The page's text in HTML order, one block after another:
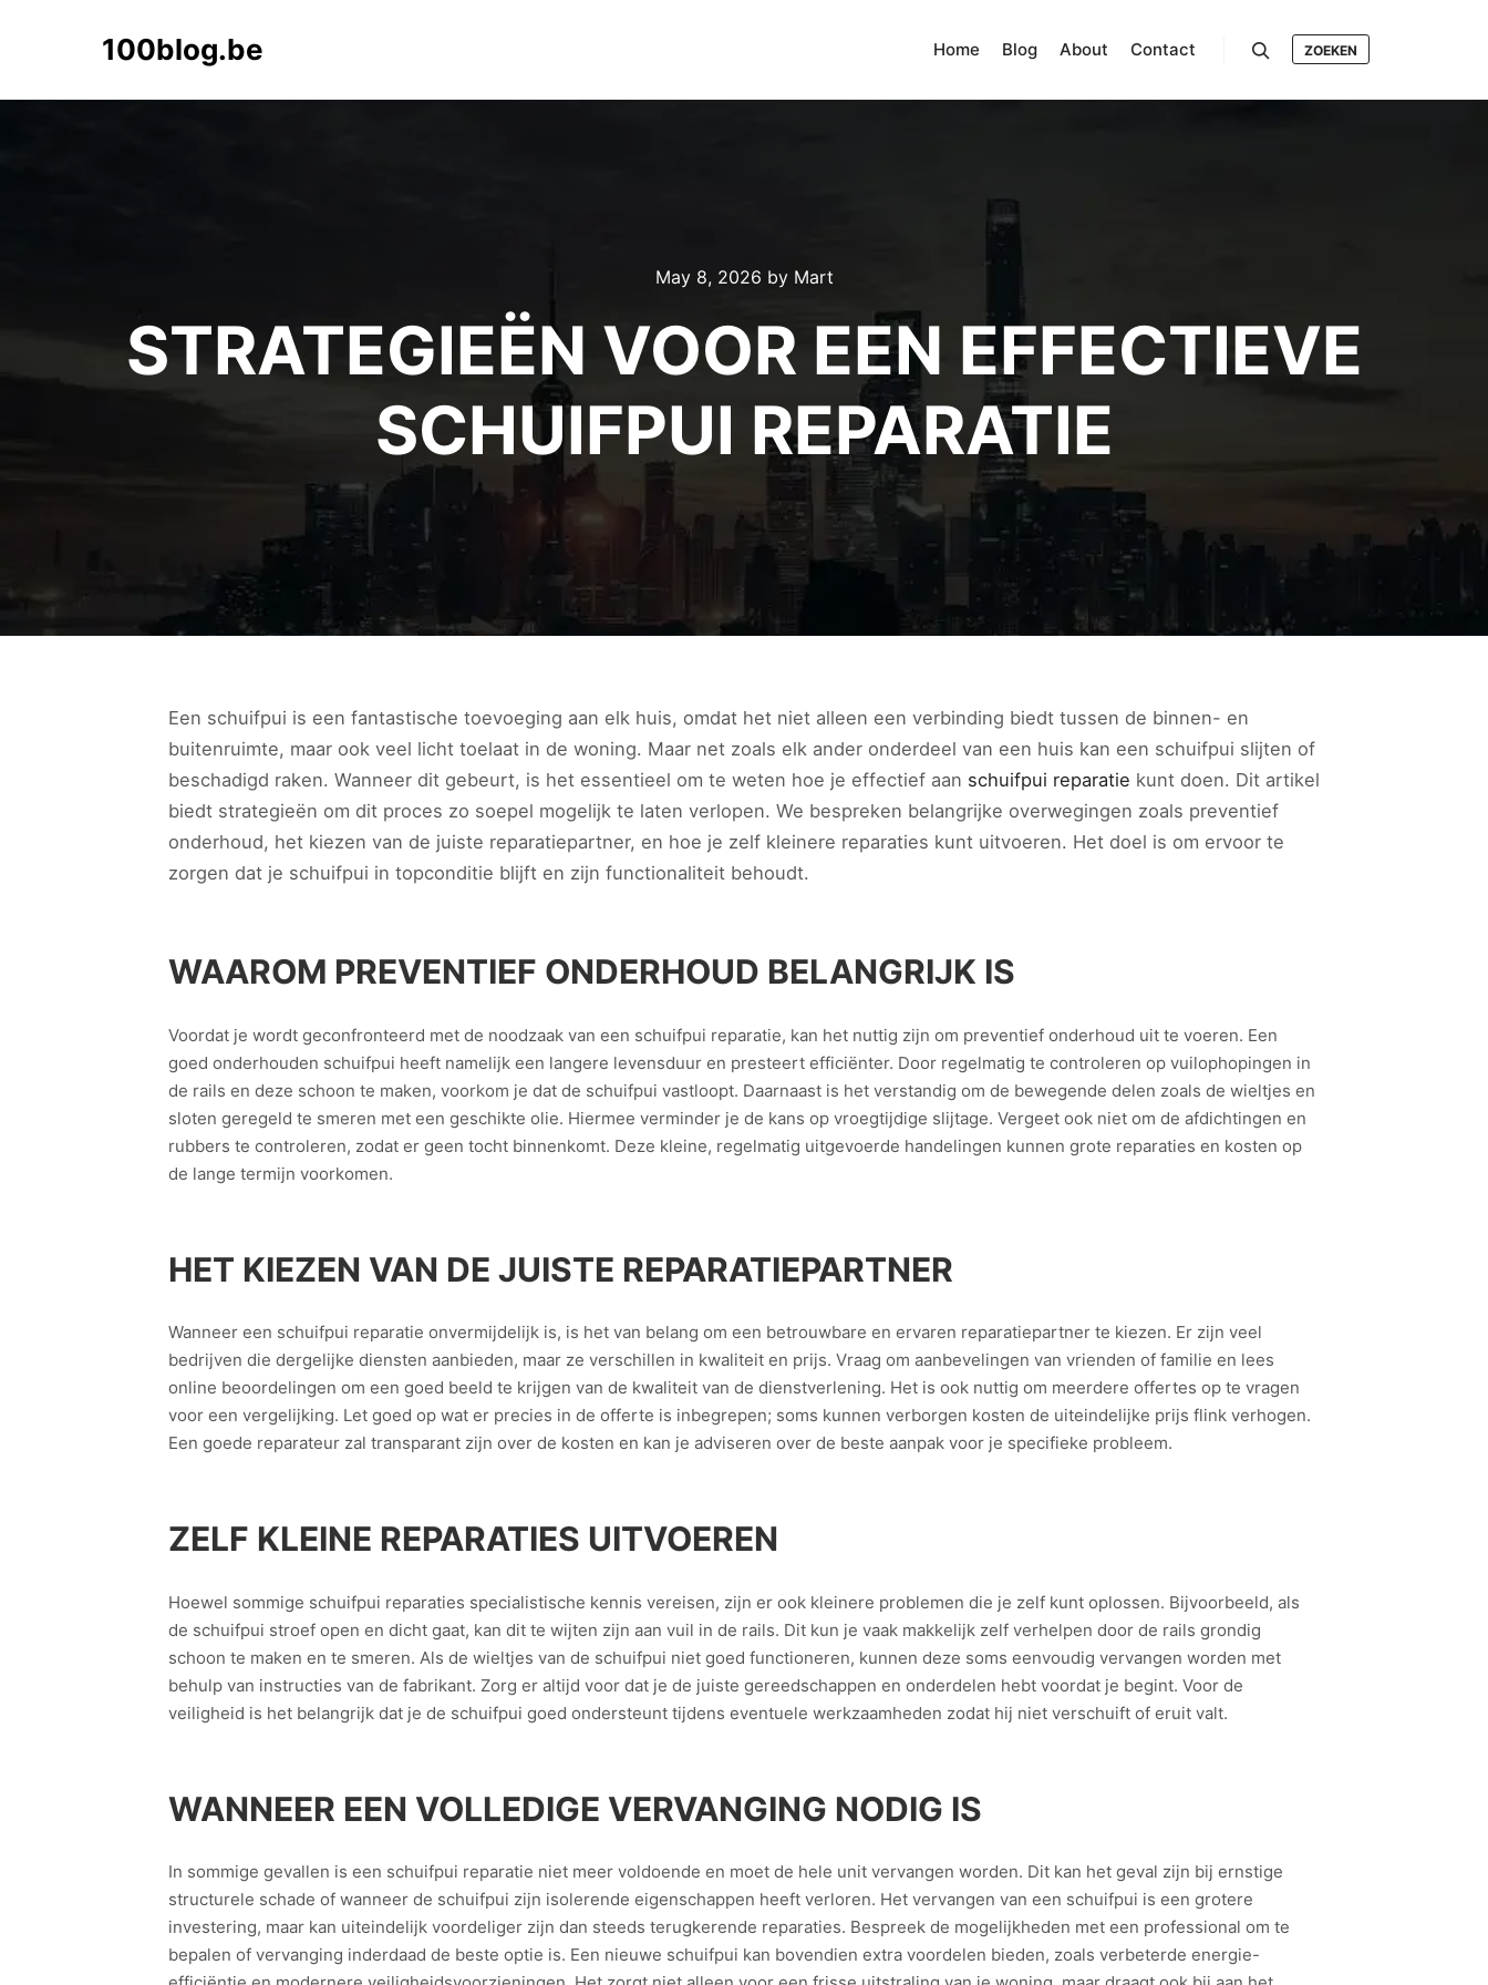
100blog.be Home Blog About Contact ZOEKEN
May 8, 2026 by Mart
STRATEGIEËN VOOR EEN EFFECTIEVE
SCHUIFPUI REPARATIE
Een schuifpui is een fantastische toevoeging aan elk huis, omdat het niet alleen een verbinding biedt tussen de binnen- en
buitenruimte, maar ook veel licht toelaat in de woning. Maar net zoals elk ander onderdeel van een huis kan een schuifpui slijten of
beschadigd raken. Wanneer dit gebeurt, is het essentieel om te weten hoe je effectief aan schuifpui reparatie kunt doen. Dit artikel
biedt strategieën om dit proces zo soepel mogelijk te laten verlopen. We bespreken belangrijke overwegingen zoals preventief
onderhoud, het kiezen van de juiste reparatiepartner, en hoe je zelf kleinere reparaties kunt uitvoeren. Het doel is om ervoor te
zorgen dat je schuifpui in topconditie blijft en zijn functionaliteit behoudt.
WAAROM PREVENTIEF ONDERHOUD BELANGRIJK IS
Voordat je wordt geconfronteerd met de noodzaak van een schuifpui reparatie, kan het nuttig zijn om preventief onderhoud uit te voeren. Een
goed onderhouden schuifpui heeft namelijk een langere levensduur en presteert efficiënter. Door regelmatig te controleren op vuilophopingen in
de rails en deze schoon te maken, voorkom je dat de schuifpui vastloopt. Daarnaast is het verstandig om de bewegende delen zoals de wieltjes en
sloten geregeld te smeren met een geschikte olie. Hiermee verminder je de kans op vroegtijdige slijtage. Vergeet ook niet om de afdichtingen en
rubbers te controleren, zodat er geen tocht binnenkomt. Deze kleine, regelmatig uitgevoerde handelingen kunnen grote reparaties en kosten op
de lange termijn voorkomen.
HET KIEZEN VAN DE JUISTE REPARATIEPARTNER
Wanneer een schuifpui reparatie onvermijdelijk is, is het van belang om een betrouwbare en ervaren reparatiepartner te kiezen. Er zijn veel
bedrijven die dergelijke diensten aanbieden, maar ze verschillen in kwaliteit en prijs. Vraag om aanbevelingen van vrienden of familie en lees
online beoordelingen om een goed beeld te krijgen van de kwaliteit van de dienstverlening. Het is ook nuttig om meerdere offertes op te vragen
voor een vergelijking. Let goed op wat er precies in de offerte is inbegrepen; soms kunnen verborgen kosten de uiteindelijke prijs flink verhogen.
Een goede reparateur zal transparant zijn over de kosten en kan je adviseren over de beste aanpak voor je specifieke probleem.
ZELF KLEINE REPARATIES UITVOEREN
Hoewel sommige schuifpui reparaties specialistische kennis vereisen, zijn er ook kleinere problemen die je zelf kunt oplossen. Bijvoorbeeld, als
de schuifpui stroef open en dicht gaat, kan dit te wijten zijn aan vuil in de rails. Dit kun je vaak makkelijk zelf verhelpen door de rails grondig
schoon te maken en te smeren. Als de wieltjes van de schuifpui niet goed functioneren, kunnen deze soms eenvoudig vervangen worden met
behulp van instructies van de fabrikant. Zorg er altijd voor dat je de juiste gereedschappen en onderdelen hebt voordat je begint. Voor de
veiligheid is het belangrijk dat je de schuifpui goed ondersteunt tijdens eventuele werkzaamheden zodat hij niet verschuift of eruit valt.
WANNEER EEN VOLLEDIGE VERVANGING NODIG IS
In sommige gevallen is een schuifpui reparatie niet meer voldoende en moet de hele unit vervangen worden. Dit kan het geval zijn bij ernstige
structurele schade of wanneer de schuifpui zijn isolerende eigenschappen heeft verloren. Het vervangen van een schuifpui is een grotere
investering, maar kan uiteindelijk voordeliger zijn dan steeds terugkerende reparaties. Bespreek de mogelijkheden met een professional om te
bepalen of vervanging inderdaad de beste optie is. Een nieuwe schuifpui kan bovendien extra voordelen bieden, zoals verbeterde energie-